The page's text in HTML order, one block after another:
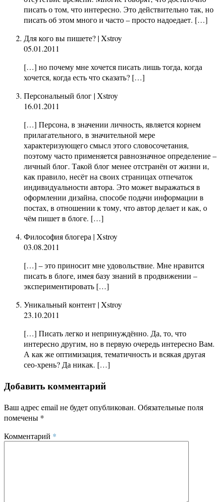
писать о том, что интересно. Это действительно так, но
писать об этом много и часто – просто надоедает. […]
Для кого вы пишете? | Xstroy
05.01.2011
[…] но почему мне хочется писать лишь тогда, когда
хочется, когда есть что сказать? […]
Персональный блог | Xstroy
16.01.2011
[…] Персона, в значении личность, является корнем
прилагательного, в значительной мере
характеризующего смысл этого словосочетания,
поэтому часто применяется равнозначное определение –
личный блог. Такой блог менее отстранён от жизни и,
как правило, несёт на своих страницах отпечаток
индивидуальности автора. Это может выражаться в
оформлении дизайна, способе подачи информации в
постах, в отношении к тому, что автор делает и как, о
чём пишет в блоге. […]
Философия блогера | Xstroy
03.08.2011
[…] – это приносит мне удовольствие. Мне нравится
писать в блоге, имея базу знаний в продвижении –
экспериментировать […]
Уникальный контент | Xstroy
23.10.2011
[…] Писать легко и непринуждённо. Да, то, что
интересно другим, но в первую очередь интересно Вам.
А как же оптимизация, тематичность и всякая другая
сео-хрень? Да никак. […]
Добавить комментарий
Ваш адрес email не будет опубликован. Обязательные поля
помечены *
Комментарий *